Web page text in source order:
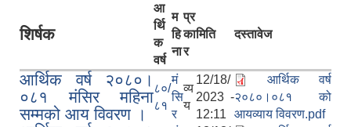
शिर्षक
आ
र्थि
क
वर्ष
म
हि
ना
प्र
का
र
मिति दस्तावेज
आर्थिक वर्ष २०८०।
०८१ मंसिर महिना
सम्मको आय विवरण ।
८०/
८१
मं
सि
र
व्य
य
12/18/
2023 -
12:11
आर्थिक वर्ष
२०८०।०८१ को
आयव्याय विवरण.pdf